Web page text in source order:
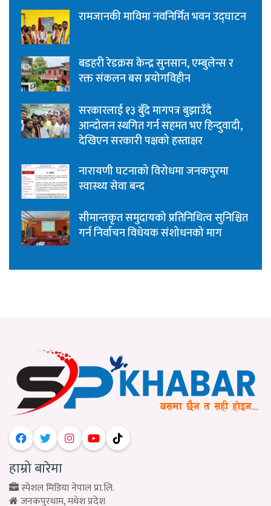
रामजानकी माविमा नवनिर्मित भवन उद्घाटन
बडहरी रेडक्रस केन्द्र सुनसान, एम्बुलेन्स र
रक्त संकलन बस प्रयोगविहीन
सरकारलाई १३ बुँदे मागपत्र बुझाउँदै
आन्दोलन स्थगित गर्न सहमत भए हिन्दुवादी,
देखिएन सरकारी पक्षको हस्ताक्षर
नारायणी घटनाको विरोधमा जनकपुरमा
स्वास्थ्य सेवा बन्द
सीमान्तकृत समुदायको प्रतिनिधित्व सुनिश्चित
गर्न निर्वाचन विधेयक संशोधनको माग
हाम्रो बारेमा
स्पेशल मिडिया नेपाल प्रा.लि.
जनकपुरधाम, मधेश प्रदेश